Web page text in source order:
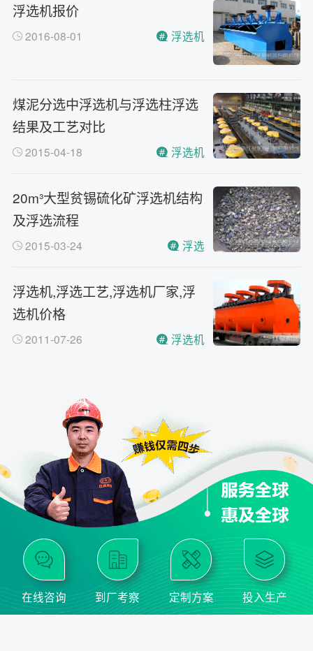
浮选机报价
2016-08-01 浮选机
煤泥分选中浮选机与浮选柱浮选
结果及工艺对比
2015-04-18 浮选机
20m³大型贫锡硫化矿浮选机结构
及浮选流程
2015-03-24 浮选
浮选机,浮选工艺,浮选机厂家,浮
选机价格
2011-07-26 浮选机
在线咨询 到厂考察 定制方案 投入生产